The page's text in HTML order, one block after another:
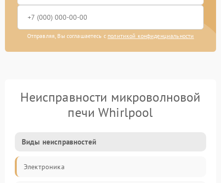
Отправляя, Вы соглашаетесь с политикой конфиденциальности
Неисправности микроволновой
печи Whirlpool
Виды неисправностей
Электроника